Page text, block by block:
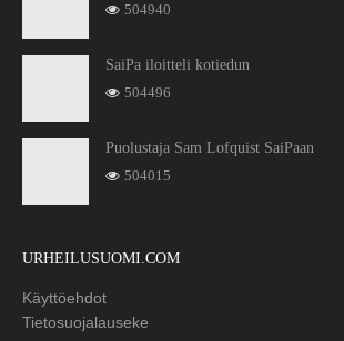
504940
SaiPa iloitteli kotiedun
504496
Puolustaja Sam Lofquist SaiPaan
504015
URHEILUSUOMI.COM
Käyttöehdot
Tietosuojalauseke